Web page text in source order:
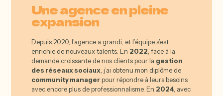
Une agence en pleine
expansion
Depuis 2020, l’agence a grandi, et l’équipe s’est
enrichie de nouveaux talents. En 2022, face à la
demande croissante de nos clients pour la gestion
des réseaux sociaux, j’ai obtenu mon diplôme de
community manager pour répondre à leurs besoins
avec encore plus de professionnalisme. En 2024, avec